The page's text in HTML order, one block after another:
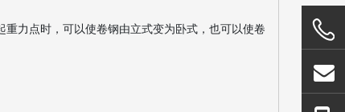
力点时，可以使卷钢由立式变为卧式，也可以使卷